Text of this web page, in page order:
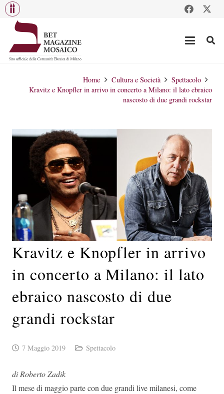
Home Cultura e Società
Spettacolo
Kravitz e Knopfler in arrivo in concerto a Milano: il lato ebraico
nascosto di due grandi rockstar
Kravitz e Knopfler in arrivo
in concerto a Milano: il lato
ebraico nascosto di due
grandi rockstar
7 Maggio 2019 Spettacolo
di Roberto Zadik
Il mese di maggio parte con due grandi live milanesi, come